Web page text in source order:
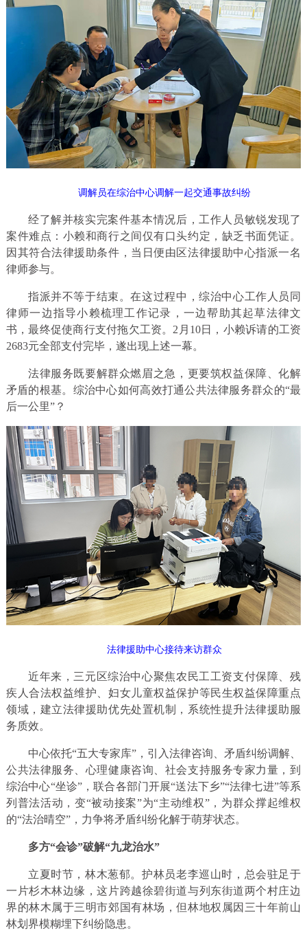
调解员在综治中心调解一起交通事故纠纷
经了解并核实完案件基本情况后，工作人员敏锐发现了
案件难点：小赖和商行之间仅有口头约定，缺乏书面凭证。
因其符合法律援助条件，当日便由区法律援助中心指派一名
律师参与。
指派并不等于结束。在这过程中，综治中心工作人员同
律师一边指导小赖梳理工作记录，一边帮助其起草法律文
书，最终促使商行支付拖欠工资。2月10日，小赖诉请的工资
2683元全部支付完毕，遂出现上述一幕。
法律服务既要解群众燃眉之急，更要筑权益保障、化解
矛盾的根基。综治中心如何高效打通公共法律服务群众的“最
后一公里”？
法律援助中心接待来访群众
近年来，三元区综治中心聚焦农民工工资支付保障、残
疾人合法权益维护、妇女儿童权益保护等民生权益保障重点
领域，建立法律援助优先处置机制，系统性提升法律援助服
务质效。
中心依托“五大专家库”，引入法律咨询、矛盾纠纷调解、
公共法律服务、心理健康咨询、社会支持服务专家力量，到
综治中心“坐诊”，联合各部门开展“送法下乡”“法律七进”等系
列普法活动，变“被动接案”为“主动维权”，为群众撑起维权
的“法治晴空”，力争将矛盾纠纷化解于萌芽状态。
多方“会诊”破解“九龙治水”
立夏时节，林木葱郁。护林员老李巡山时，总会驻足于
一片杉木林边缘，这片跨越徐碧街道与列东街道两个村庄边
界的林木属于三明市郊国有林场，但林地权属因三十年前山
林划界模糊埋下纠纷隐患。